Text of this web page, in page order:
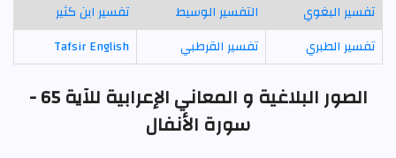
تفسير البغوي
التفسير الوسيط
تفسير ابن كثير
تفسير الطبري
تفسير القرطبي Tafsir English
الصور البلاغية و المعاني الإعرابية للآية 65 -
سورة الأنفال